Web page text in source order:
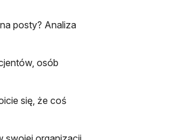
posty? Analiza
osób
się, że coś